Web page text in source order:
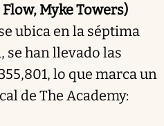
Myke Towers)
ubica en la séptima
se han llevado las
lo que marca un
de The Academy: